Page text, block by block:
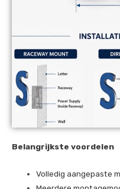
Belangrijkste voordelen
Volledig aangepaste